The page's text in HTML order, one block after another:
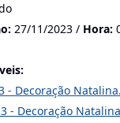
27/11/2023 / Hora:
- Decoração
- Decoração